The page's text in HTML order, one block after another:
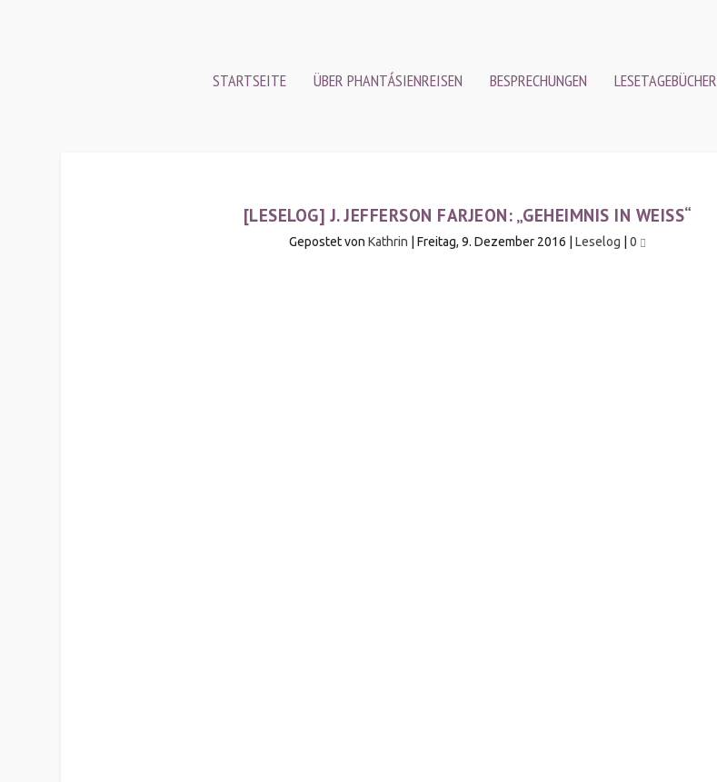
STARTSEITE ÜBER PHANTÁSIENREISEN BESPRECHUNGEN LESETAGEBÜCHER
[LESELOG] J. JEFFERSON FARJEON: „GEHEIMNIS IN WEISS“
Gepostet vonKathrin |Freitag, 9. Dezember 2016 |Leselog |0